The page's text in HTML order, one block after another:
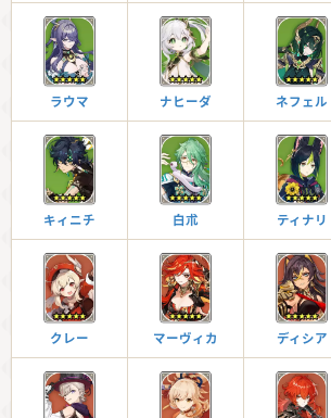
ラウマ ナヒーダ ネフェル
キィニチ 白朮 ティナリ
クレー マーヴィカ ディシア